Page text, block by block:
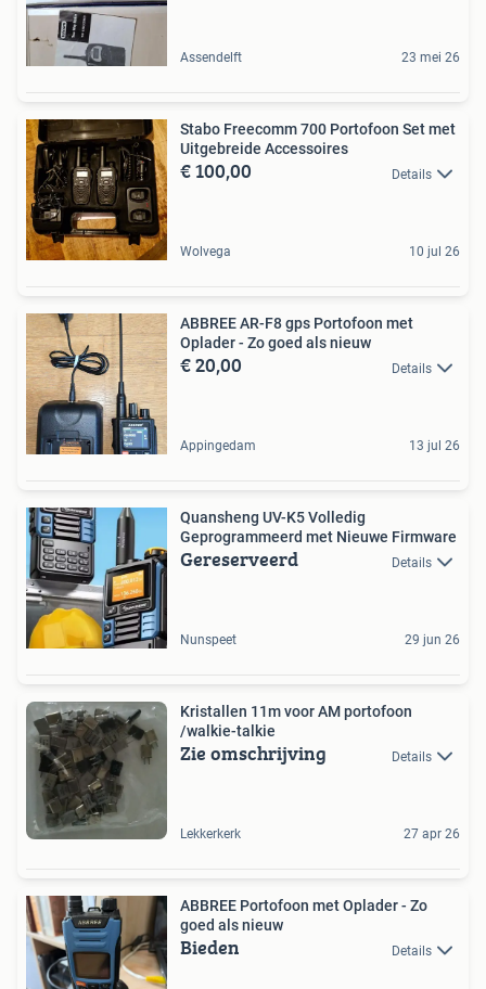
Assendelft 23 mei 26
Stabo Freecomm 700 Portofoon Set met
Uitgebreide Accessoires
€ 100,00 Details
Wolvega 10 jul 26
ABBREE AR-F8 gps Portofoon met
Oplader - Zo goed als nieuw
€ 20,00 Details
Appingedam 13 jul 26
Quansheng UV-K5 Volledig
Geprogrammeerd met Nieuwe Firmware
Gereserveerd Details
Nunspeet 29 jun 26
Kristallen 11m voor AM portofoon
/walkie-talkie
Zie omschrijving Details
Lekkerkerk 27 apr 26
ABBREE Portofoon met Oplader - Zo
goed als nieuw
Bieden Details